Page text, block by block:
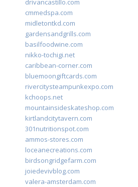
drivancastillo.com
cmmedspa.com
midletontkd.com
gardensandgrills.com
basilfoodwine.com
nikko-tochigi.net
caribbean-corner.com
bluemoongiftcards.com
rivercitysteampunkexpo.com
kchoops.net
mountainsideskateshop.com
kirtlandcitytavern.com
301nutritionspot.com
ammos-stores.com
loceanecreations.com
birdsongridgefarm.com
joiedevivblog.com
valera-amsterdam.com